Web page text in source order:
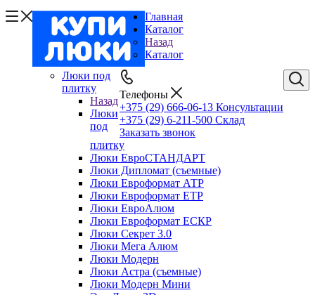
Телефоны
+375 (29) 666-06-13 Консультации
+375 (29) 6-211-500 Склад
Заказать звонок
Главная
Каталог
Назад
Каталог
Люки под
плитку
Назад
Люки
под
плитку
Люки ЕвроСТАНДАРТ
Люки Дипломат (съемные)
Люки Евроформат АТР
Люки Евроформат ЕТР
Люки ЕвроАлюм
Люки Евроформат ЕСКР
Люки Секрет 3.0
Люки Мега Алюм
Люки Модерн
Люки Астра (съемные)
Люки Модерн Мини